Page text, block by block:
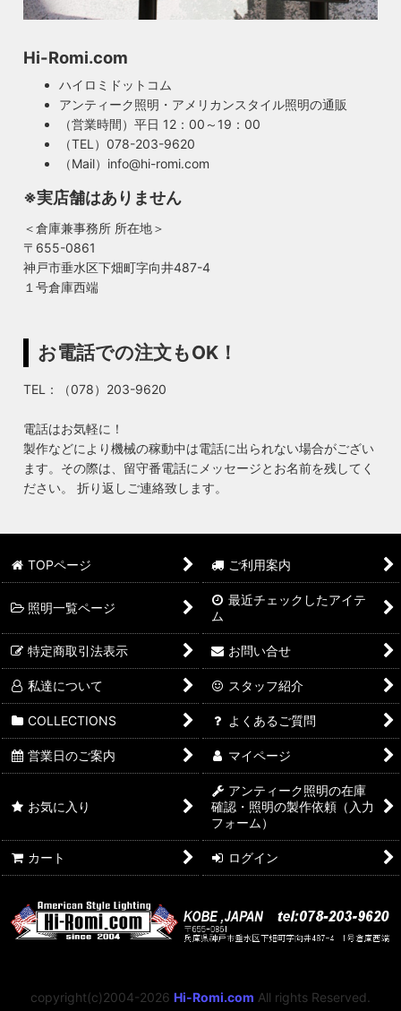
Hi-Romi.com
ハイロミドットコム
アンティーク照明・アメリカンスタイル照明の通販
（営業時間）平日 12：00～19：00
（TEL）078-203-9620
（Mail）info@hi-romi.com
※実店舗はありません
＜倉庫兼事務所 所在地＞
〒655-0861
神戸市垂水区下畑町字向井487-4
１号倉庫西端
お電話での注文もOK！
TEL：（078）203-9620
電話はお気軽に！
製作などにより機械の稼動中は電話に出られない場合がござい
ます。その際は、留守番電話にメッセージとお名前を残してく
ださい。 折り返しご連絡致します。
TOPページ ご利用案内
照明一覧ページ
最近チェックしたアイテ
ム
特定商取引法表示 お問い合せ
私達について スタッフ紹介
COLLECTIONS よくあるご質問
営業日のご案内 マイページ
お気に入り
アンティーク照明の在庫
確認・照明の製作依頼（入力
フォーム）
カート ログイン
copyright(c)2004-2026 Hi-Romi.com All rights Reserved.